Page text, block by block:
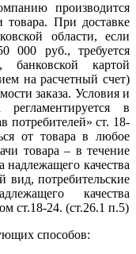
производится
товара. При доставке
области, если
000 руб., требуется
картой
на расчетный счет)
заказа. Условия и
в
потребителей» ст. 18-
от товара в любое
товара – в течение
надлежащего качества
вид, потребительские
качества
ст.18-24. (ст.26.1 п.5)
способов: